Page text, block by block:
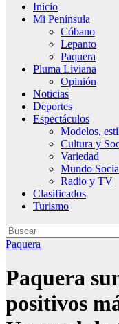
Inicio
Mi Península
Cóbano
Lepanto
Paquera
Pluma Liviana
Opinión
Noticias
Deportes
Espectáculos
Modelos,
Cultura y
Variedad
Mundo
Radio y TV
Clasificados
Turismo
Paquera
Paquera
positivos